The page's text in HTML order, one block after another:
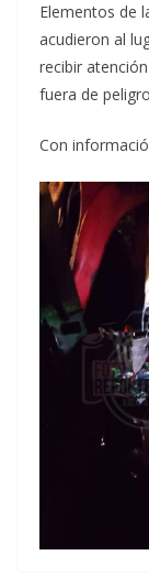
Elementos de
acudieron al
recibir
fuera de
Con